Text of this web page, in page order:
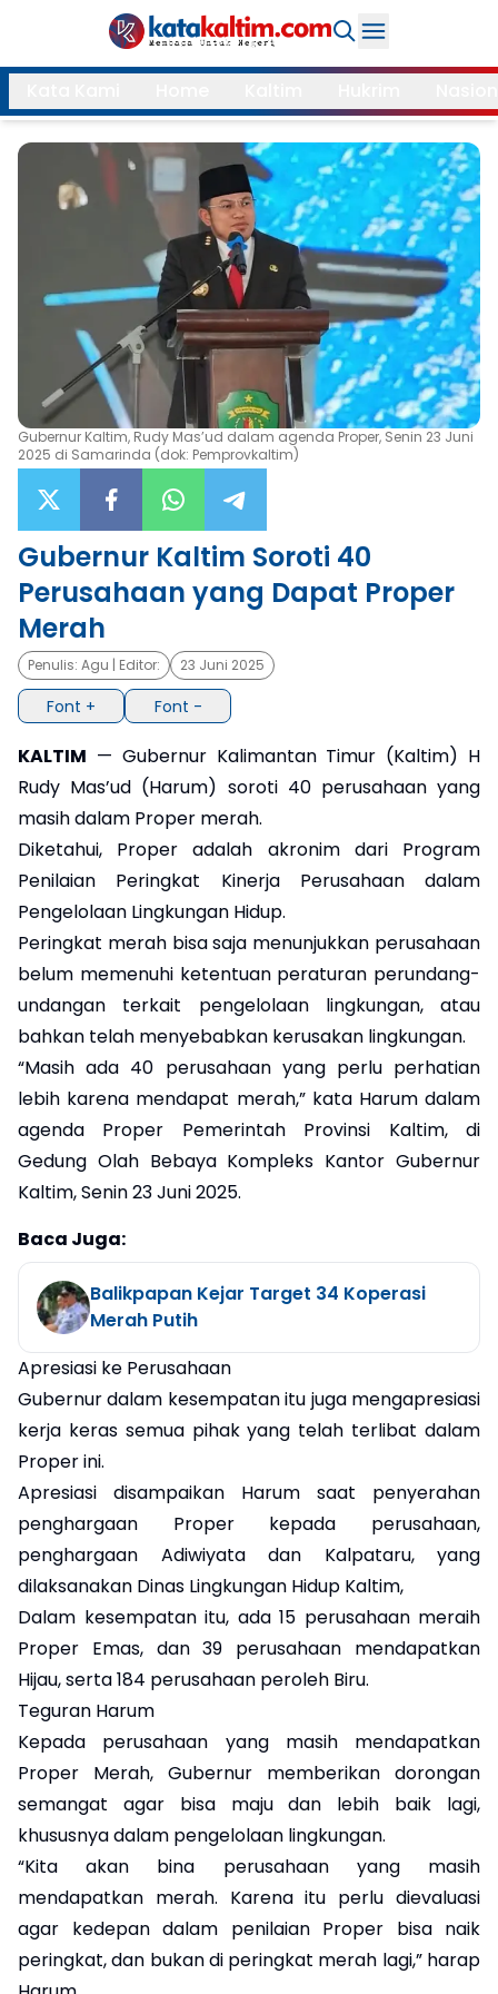
Daerah
Kukar
Samarinda
Bontang
Balikpapan
Kubar
Kutim
PPU
Mahulu
Paser
Berau
Internasional
Feature
Gaya
Hidup
×
Search
Gubernur Kaltim, Rudy Mas’ud dalam agenda Proper, Senin 23 Juni
2025 di Samarinda (dok: Pemprovkaltim)
Gubernur Kaltim Soroti 40
Perusahaan yang Dapat Proper
Merah
Penulis: Agu | Editor: 23 Juni 2025
Font + Font -
KALTIM — Gubernur Kalimantan Timur (Kaltim) H
Rudy Mas’ud (Harum) soroti 40 perusahaan yang
masih dalam Proper merah.
Diketahui, Proper adalah akronim dari Program
Penilaian Peringkat Kinerja Perusahaan dalam
Pengelolaan Lingkungan Hidup.
Peringkat merah bisa saja menunjukkan perusahaan
belum memenuhi ketentuan peraturan perundang-
undangan terkait pengelolaan lingkungan, atau
bahkan telah menyebabkan kerusakan lingkungan.
“Masih ada 40 perusahaan yang perlu perhatian
lebih karena mendapat merah,” kata Harum dalam
agenda Proper Pemerintah Provinsi Kaltim, di
Gedung Olah Bebaya Kompleks Kantor Gubernur
Kaltim, Senin 23 Juni 2025.
Baca Juga:
Balikpapan Kejar Target 34 Koperasi
Merah Putih
Apresiasi ke Perusahaan
Gubernur dalam kesempatan itu juga mengapresiasi
kerja keras semua pihak yang telah terlibat dalam
Proper ini.
Apresiasi disampaikan Harum saat penyerahan
penghargaan Proper kepada perusahaan,
penghargaan Adiwiyata dan Kalpataru, yang
dilaksanakan Dinas Lingkungan Hidup Kaltim,
Dalam kesempatan itu, ada 15 perusahaan meraih
Proper Emas, dan 39 perusahaan mendapatkan
Hijau, serta 184 perusahaan peroleh Biru.
Teguran Harum
Kepada perusahaan yang masih mendapatkan
Proper Merah, Gubernur memberikan dorongan
semangat agar bisa maju dan lebih baik lagi,
khususnya dalam pengelolaan lingkungan.
“Kita akan bina perusahaan yang masih
mendapatkan merah. Karena itu perlu dievaluasi
agar kedepan dalam penilaian Proper bisa naik
peringkat, dan bukan di peringkat merah lagi,” harap